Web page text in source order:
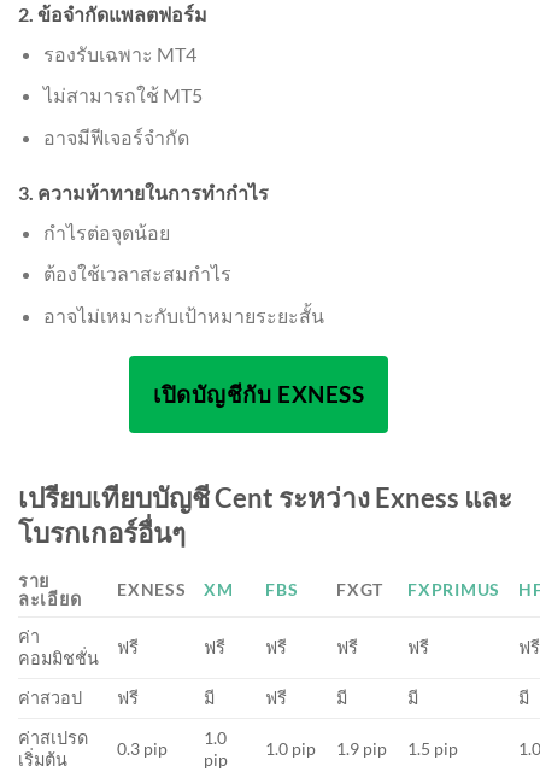
2. ข้อจำกัดแพลตฟอร์ม
รองรับเฉพาะ MT4
ไม่สามารถใช้ MT5
อาจมีฟีเจอร์จำกัด
3. ความท้าทายในการทำกำไร
กำไรต่อจุดน้อย
ต้องใช้เวลาสะสมกำไร
อาจไม่เหมาะกับเป้าหมายระยะสั้น
เปิดบัญชีกับ EXNESS
เปรียบเทียบบัญชี Cent ระหว่าง Exness และ
โบรกเกอร์อื่นๆ
ราย
ละเอียด
EXNESS XM FBS FXGT FXPRIMUS
ค่า
คอมมิชชั่น
ฟรี ฟรี ฟรี ฟรี ฟรี ฟรี
ค่าสวอป ฟรี มี ฟรี มี มี
มี
ค่าสเปรด
เริ่มต้น
0.3 pip
1.0
pip
1.0 pip 1.9 pip 1.5 pip